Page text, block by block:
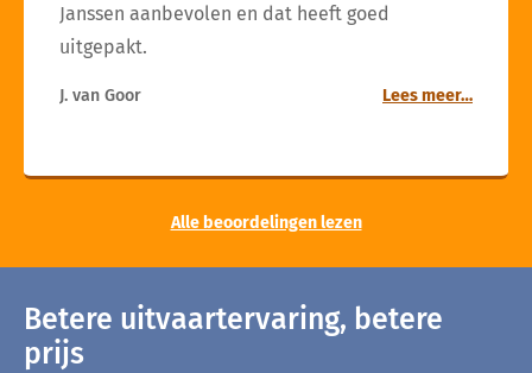
Janssen aanbevolen en dat heeft goed
uitgepakt.
J. van Goor Lees meer…
Alle beoordelingen lezen
Betere uitvaartervaring, betere
prijs